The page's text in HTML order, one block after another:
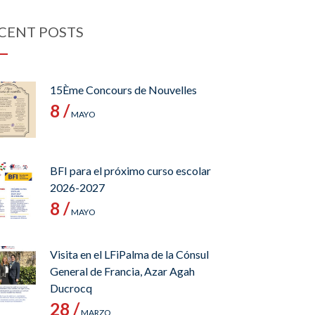
POSTS
15Ème Concours de Nouvelles
8 /MAYO
BFI para el próximo curso escolar
2026-2027
8 /MAYO
Visita en el LFiPalma de la Cónsul
General de Francia, Azar Agah
Ducrocq
28 /MARZO